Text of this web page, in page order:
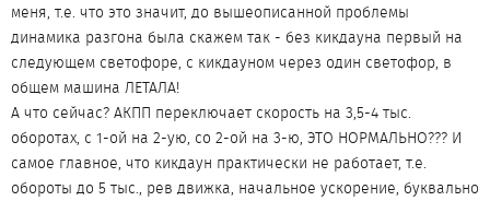
меня, т.е. что это значит, до вышеописанной проблемы
динамика разгона была скажем так - без кикдауна первый на
следующем светофоре, с кикдауном через один светофор, в
общем машина ЛЕТАЛА!
А что сейчас? АКПП переключает скорость на 3,5-4 тыс.
оборотах, с 1-ой на 2-ую, со 2-ой на 3-ю, ЭТО НОРМАЛЬНО??? И
самое главное, что кикдаун практически не работает, т.е.
обороты до 5 тыс., рев движка, начальное ускорение, буквально